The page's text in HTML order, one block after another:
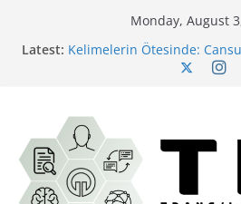
Monday, August
Latest: Kelimelerin Ötesinde:
Behind a Mask; or, A
Yolculuğu
Çeviride Görünmez Olan:
Diller Arası Bir Kâbus:
Koyma Sanatı